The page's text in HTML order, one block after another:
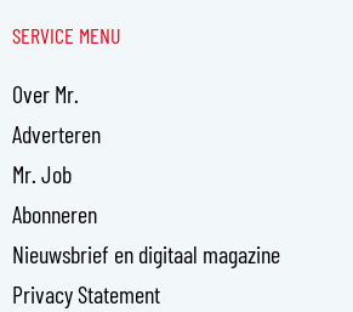
SERVICE MENU
Over Mr.
Adverteren
Mr. Job
Abonneren
Nieuwsbrief en digitaal magazine
Privacy Statement